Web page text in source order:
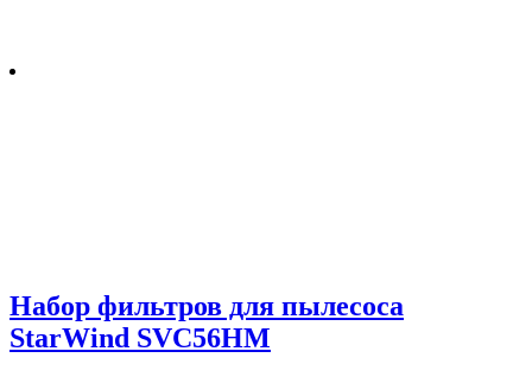
Набор фильтров для пылесоса
StarWind SVC56HM